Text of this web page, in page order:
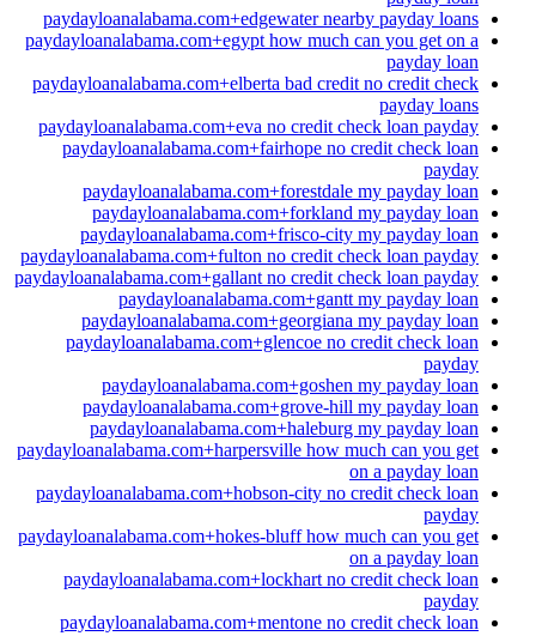
paydayloanalabama.com+edgewater nearby payday loans
paydayloanalabama.com+egypt how much can you get on a
payday loan
paydayloanalabama.com+elberta bad credit no credit check
payday loans
paydayloanalabama.com+eva no credit check loan payday
paydayloanalabama.com+fairhope no credit check loan
payday
paydayloanalabama.com+forestdale my payday loan
paydayloanalabama.com+forkland my payday loan
paydayloanalabama.com+frisco-city my payday loan
paydayloanalabama.com+fulton no credit check loan payday
paydayloanalabama.com+gallant no credit check loan payday
paydayloanalabama.com+gantt my payday loan
paydayloanalabama.com+georgiana my payday loan
paydayloanalabama.com+glencoe no credit check loan
payday
paydayloanalabama.com+goshen my payday loan
paydayloanalabama.com+grove-hill my payday loan
paydayloanalabama.com+haleburg my payday loan
paydayloanalabama.com+harpersville how much can you get
on a payday loan
paydayloanalabama.com+hobson-city no credit check loan
payday
paydayloanalabama.com+hokes-bluff how much can you get
on a payday loan
paydayloanalabama.com+lockhart no credit check loan
payday
paydayloanalabama.com+mentone no credit check loan